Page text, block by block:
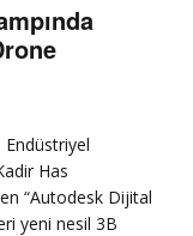
Has
“Autodesk Dijital
yeni nesil 3B